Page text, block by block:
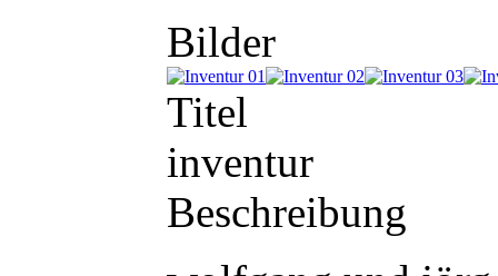
Bilder
Titel
inventur
Beschreibung